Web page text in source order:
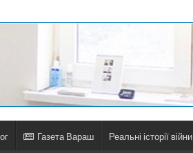
Газета Вараш Реальні історії війни